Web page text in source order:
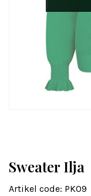
Sweater Ilja
Artikel code: PK09